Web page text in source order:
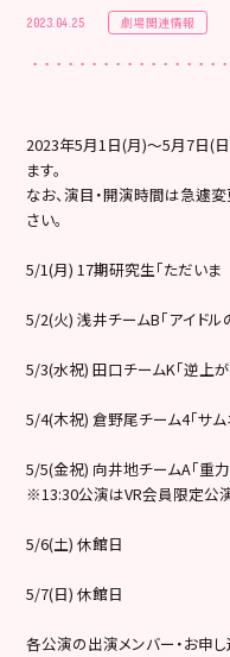
2023.04.25 劇場関連情報
2023年5月1日(月)〜5月7日(
ます。
なお、演目・開演時間は急遽
さい。
5/1(月) 17期研究生「ただい
5/2(火) 浅井チームB「アイド
5/3(水祝) 田口チームK「逆上
5/4(木祝) 倉野尾チーム4「サ
5/5(金祝) 向井地チームA「重
※13:30公演はVR会員限定公演
5/6(土) 休館日
5/7(日) 休館日
各公演の出演メンバー・お申